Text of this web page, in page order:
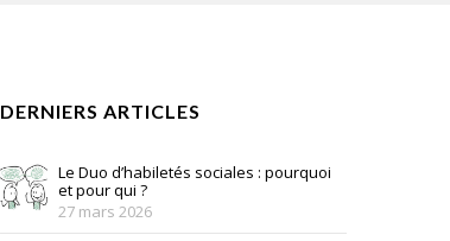
DERNIERS ARTICLES
Le Duo d’habiletés sociales : pourquoi
et pour qui ?
27 mars 2026